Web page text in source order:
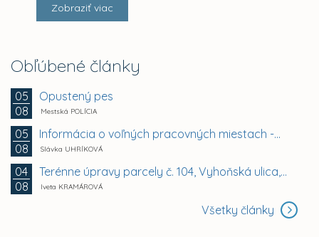
Zobraziť viac
Obľúbené články
05
08
Opustený pes
Mestská POLÍCIA
05
08
Informácia o voľných pracovných miestach -...
Slávka UHRÍKOVÁ
04
08
Terénne úpravy parcely č. 104, Vyhoňská ulica,...
Iveta KRAMÁROVÁ
Všetky články